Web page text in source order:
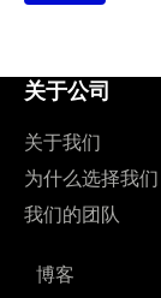
关于公司
关于我们
为什么选择我们
我们的团队
博客